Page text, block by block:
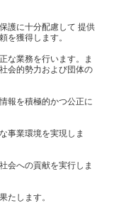
護に十分配慮して 提供
を獲得します。
な業務を行います。ま
会的勢力および団体の
報を積極的かつ公正に
事業環境を実現しま
会への貢献を実行しま
たします。